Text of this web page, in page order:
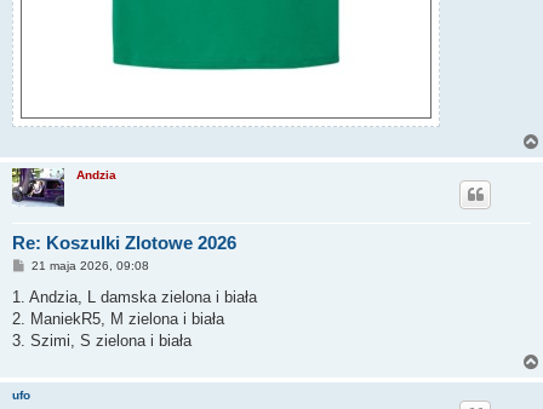
Andzia
Re: Koszulki Zlotowe 2026
P
s
21 maja 2026, 09:08
1. Andzia, L damska zielona i biała
2. ManiekR5, M zielona i biała
3. Szimi, S zielona i biała
ufo